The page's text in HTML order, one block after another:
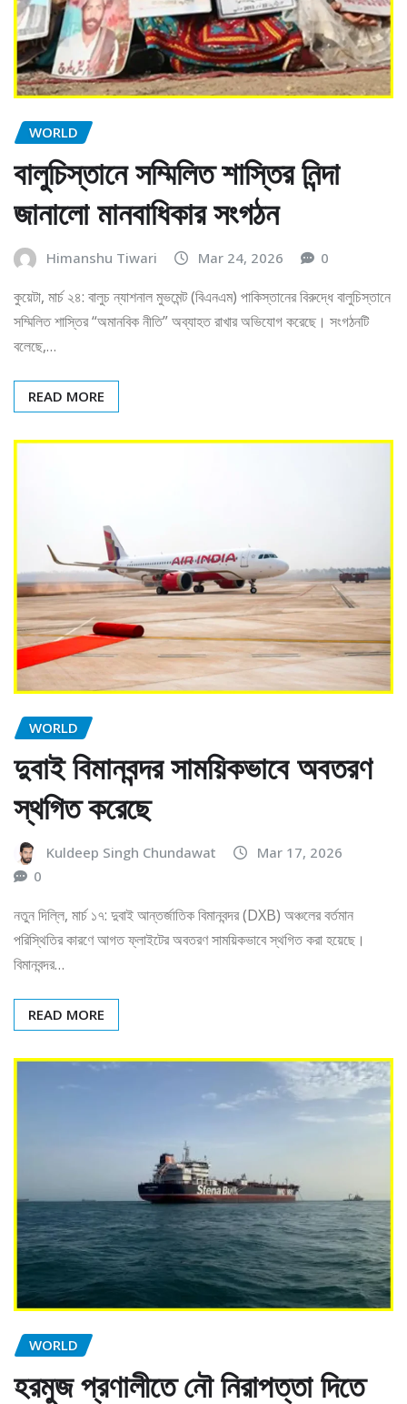
WORLD
বালুচিস্তানে সম্মিলিত শাস্তির নিন্দা
জানালো মানবাধিকার সংগঠন
Himanshu Tiwari Mar 24, 2026 0
কুয়েটা, মার্চ ২৪: বালুচ ন্যাশনাল মুভমেন্ট (বিএনএম) পাকিস্তানের বিরুদ্ধে বালুচিস্তানে
সম্মিলিত শাস্তির “অমানবিক নীতি” অব্যাহত রাখার অভিযোগ করেছে। সংগঠনটি
বলেছে,…
READ MORE
WORLD
দুবাই বিমানবন্দর সাময়িকভাবে অবতরণ
স্থগিত করেছে
Kuldeep Singh Chundawat
Mar 17, 2026
0
নতুন দিল্লি, মার্চ ১৭: দুবাই আন্তর্জাতিক বিমানবন্দর (DXB) অঞ্চলের বর্তমান
পরিস্থিতির কারণে আগত ফ্লাইটের অবতরণ সাময়িকভাবে স্থগিত করা হয়েছে।
বিমানবন্দর…
READ MORE
WORLD
হরমুজ প্রণালীতে নৌ নিরাপত্তা দিতে